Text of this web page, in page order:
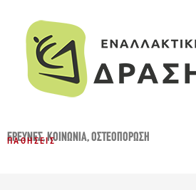
ΈΡΕΥΝΕΣ,ΚΟΙΝΩΝΊΑ,ΟΣΤΕΟΠΌΡΩΣΗ
ΠΑΘΉΣΕΙΣ